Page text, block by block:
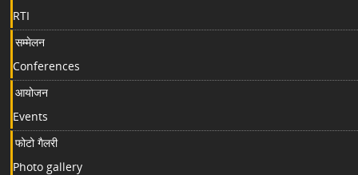
RTI
सम्मेलन
Conferences
आयोजन
Events
फोटो गैलरी
Photo gallery